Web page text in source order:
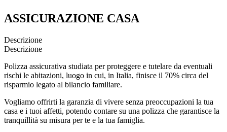
ASSICURAZIONE CASA
Descrizione
Descrizione
Polizza assicurativa studiata per proteggere e tutelare da eventuali
rischi le abitazioni, luogo in cui, in Italia, finisce il 70% circa del
risparmio legato al bilancio familiare.
Vogliamo offrirti la garanzia di vivere senza preoccupazioni la tua
casa e i tuoi affetti, potendo contare su una polizza che garantisce la
tranquillità su misura per te e la tua famiglia.